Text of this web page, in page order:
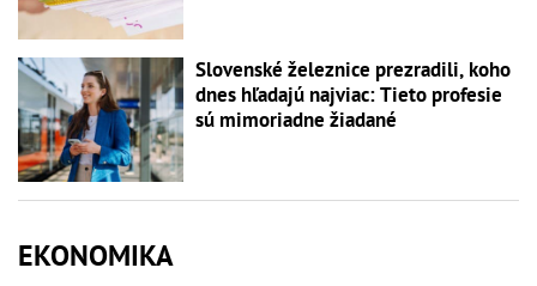
Slovenské železnice prezradili, koho
dnes hľadajú najviac: Tieto profesie
sú mimoriadne žiadané
EKONOMIKA